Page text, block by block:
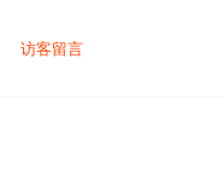
访客留言